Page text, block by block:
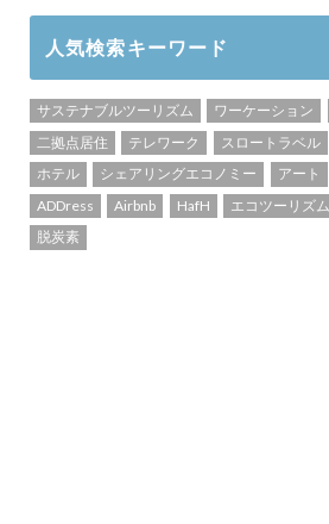
人気検索キーワード
サステナブルツーリズム ワーケーション
二拠点居住
テレワーク スロートラベル
ホテル
シェアリングエコノミー アート
ADDress
Airbnb HafH エコツーリズム
脱炭素